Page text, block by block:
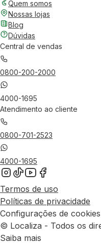
Quem somos
Nossas lojas
Blog
Dúvidas
Central de vendas
0800-200-2000
4000-1695
Atendimento ao cliente
0800-701-2523
4000-1695
Termos de uso
Políticas de privacidade
Configurações de cookies
© Localiza - Todos os
Saiba mais